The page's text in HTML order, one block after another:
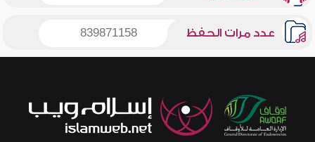
عدد مرات الحفظ 839871158